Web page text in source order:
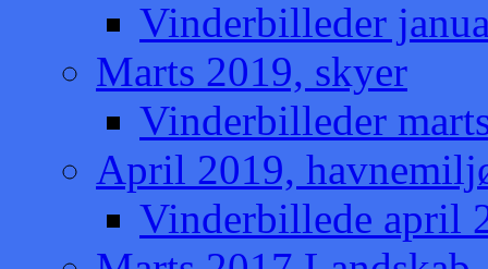
Vinderbilleder
Marts 2019, skyer
Vinderbilleder
April 2019,
Vinderbillede april